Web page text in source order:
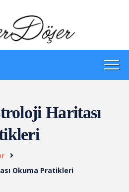
Haritası
Okuma Pratikleri